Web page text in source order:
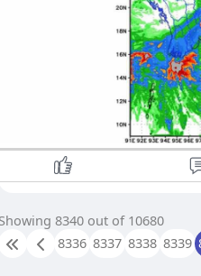
ပြင် ချင်းပြည်နယ်၊ စစ်ကိုင်းတို
နင်္သာရီတိုင်းတို့တွင်လည်း နေရာ
ေသအလိုက် မိုးကြီးခြင်း၊ နေရာ
ေပြင်းတိုက်ခတ်ခြင်းများလ
အတူ မိုးသည်းထန်စွာရွာသွန်းခ
ြင်း၊ မိုးထစ်ချုန်းခြင်း၊ မိုးကြို
ေးအန္တရာယ်များဖြစ်ပေါ်နို
သိပေးခဲ့သည်။
8340 out of 10680
8336 8337 8338 8339